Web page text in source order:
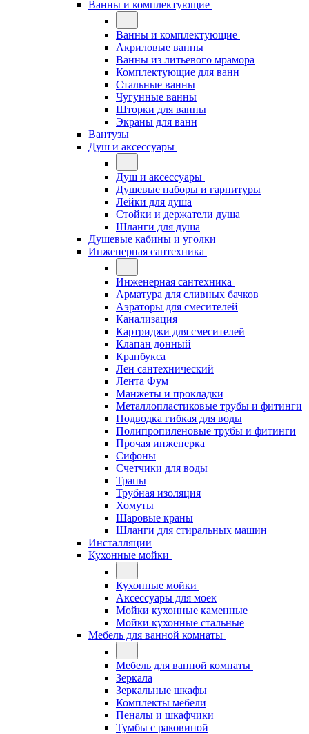
Ванны и комплектующие
Ванны и комплектующие
Акриловые ванны
Ванны из литьевого мрамора
Комплектующие для ванн
Стальные ванны
Чугунные ванны
Шторки для ванны
Экраны для ванн
Вантузы
Душ и аксессуары
Душ и аксессуары
Душевые наборы и гарнитуры
Лейки для душа
Стойки и держатели душа
Шланги для душа
Душевые кабины и уголки
Инженерная сантехника
Инженерная сантехника
Арматура для сливных бачков
Аэраторы для смесителей
Канализация
Картриджи для смесителей
Клапан донный
Кранбукса
Лен сантехнический
Лента Фум
Манжеты и прокладки
Металлопластиковые трубы и фитинги
Подводка гибкая для воды
Полипропиленовые трубы и фитинги
Прочая инженерка
Сифоны
Счетчики для воды
Трапы
Трубная изоляция
Хомуты
Шаровые краны
Шланги для стиральных машин
Инсталляции
Кухонные мойки
Кухонные мойки
Аксессуары для моек
Мойки кухонные каменные
Мойки кухонные стальные
Мебель для ванной комнаты
Мебель для ванной комнаты
Зеркала
Зеркальные шкафы
Комплекты мебели
Пеналы и шкафчики
Тумбы с раковиной